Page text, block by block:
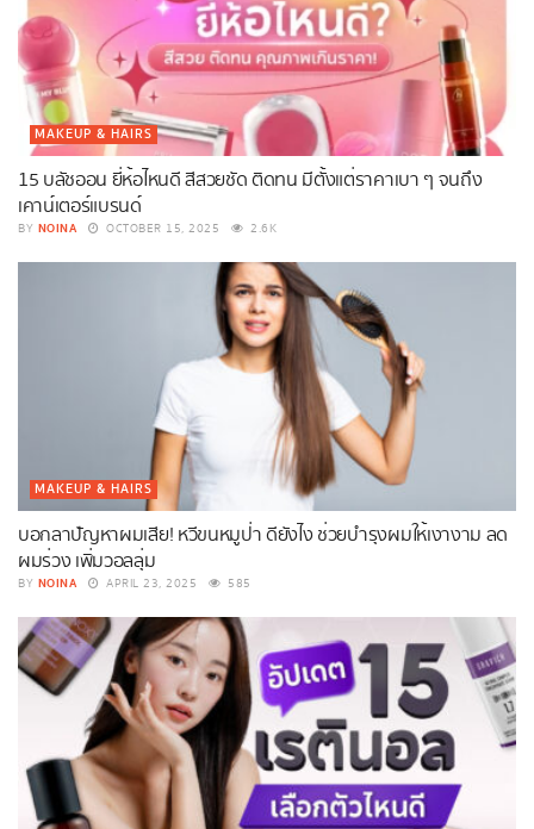
MAKEUP & HAIRS
15 บลัชออน ยี่ห้อไหนดี สีสวยชัด ติดทน มีตั้งแต่ราคาเบา ๆ จนถึง
เคาน์เตอร์แบรนด์
BY NOINA OCTOBER 15, 2025 2.6K
MAKEUP & HAIRS
บอกลาปัญหาผมเสีย! หวีขนหมูป่า ดียังไง ช่วยบำรุงผมให้เงางาม ลด
ผมร่วง เพิ่มวอลลุ่ม
BY NOINA APRIL 23, 2025 585